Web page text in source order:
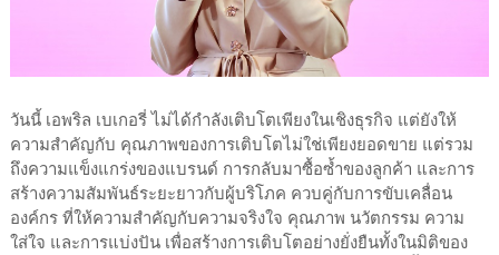
วันนี้ เอพริล เบเกอรี่ ไม่ได้กำลังเติบโตเพียงในเชิงธุรกิจ แต่ยังให้
ความสำคัญกับ คุณภาพของการเติบโตไม่ใช่เพียงยอดขาย แต่รวม
ถึงความแข็งแกร่งของแบรนด์ การกลับมาซื้อซ้ำของลูกค้า และการ
สร้างความสัมพันธ์ระยะยาวกับผู้บริโภค ควบคู่กับการขับเคลื่อน
องค์กร ที่ให้ความสำคัญกับความจริงใจ คุณภาพ นวัตกรรม ความ
ใส่ใจ และการแบ่งปัน เพื่อสร้างการเติบโตอย่างยั่งยืนทั้งในมิติของ